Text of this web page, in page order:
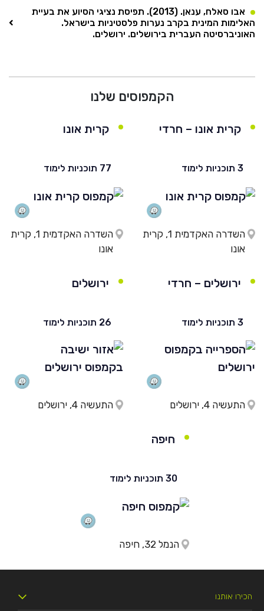
אבו סאלח, ענאן. (2013). תפיסת נציגי הסיוע את בעיית
האלימות המינית בקרב נערות פלסטיניות בישראל.
האוניברסיטה העברית בירושלים. ירושלים.
הקמפוסים שלנו
קרית אונו – חרדי
3 תוכניות לימוד
השדרה האקדמית 1, קרית
אונו
קרית אונו
77 תוכניות לימוד
השדרה האקדמית 1, קרית
אונו
ירושלים – חרדי
3 תוכניות לימוד
התעשיה 4, ירושלים
ירושלים
26 תוכניות לימוד
התעשיה 4, ירושלים
חיפה
30 תוכניות לימוד
הנמל 32, חיפה
הכירו אותנו